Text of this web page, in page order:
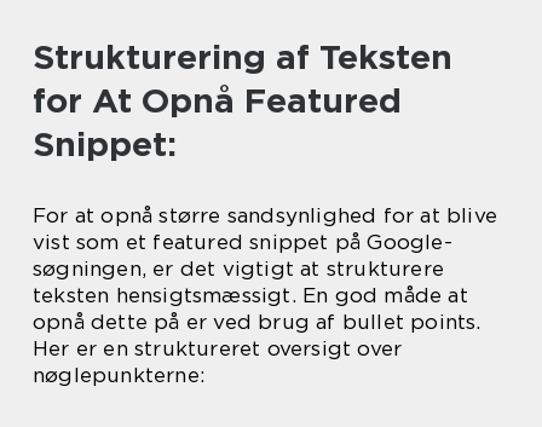
Strukturering af Teksten
for At Opnå Featured
Snippet:
For at opnå større sandsynlighed for at blive
vist som et featured snippet på Google-
søgningen, er det vigtigt at strukturere
teksten hensigtsmæssigt. En god måde at
opnå dette på er ved brug af bullet points.
Her er en struktureret oversigt over
nøglepunkterne: